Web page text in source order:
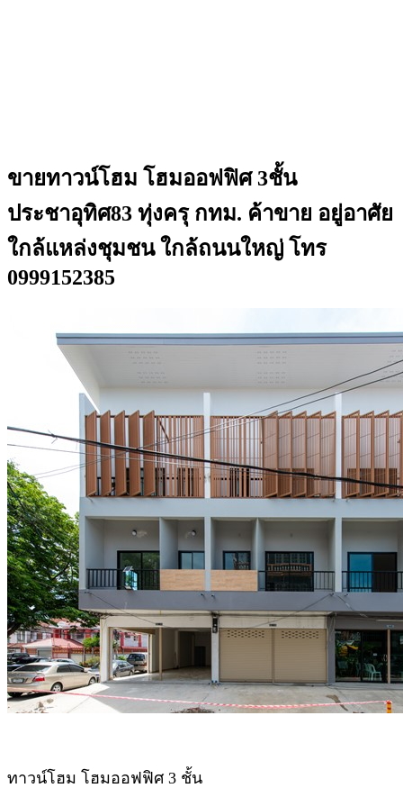
ขายทาวน์โฮม โฮมออฟฟิศ 3ชั้น
ประชาอุทิศ83 ทุ่งครุ กทม. ค้าขาย อยู่อาศัย
ใกล้แหล่งชุมชน ใกล้ถนนใหญ่ โทร
0999152385
ทาวน์โฮม โฮมออฟฟิศ 3 ชั้น